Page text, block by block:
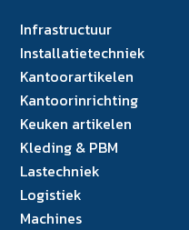
Infrastructuur
Installatietechniek
Kantoorartikelen
Kantoorinrichting
Keuken artikelen
Kleding & PBM
Lastechniek
Logistiek
Machines